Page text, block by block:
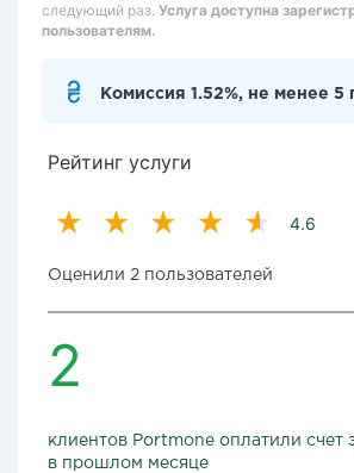
следующий раз. Услуга доступна
пользователям.
Комиссия 1.52%, не менее 5
Рейтинг услуги
4.6
Оценили 2 пользователей
2
клиентов Portmone оплатили счет
в прошлом месяце